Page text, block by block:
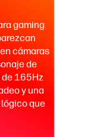
gaming
cámaras
de
de 165Hz
y una
lógico que